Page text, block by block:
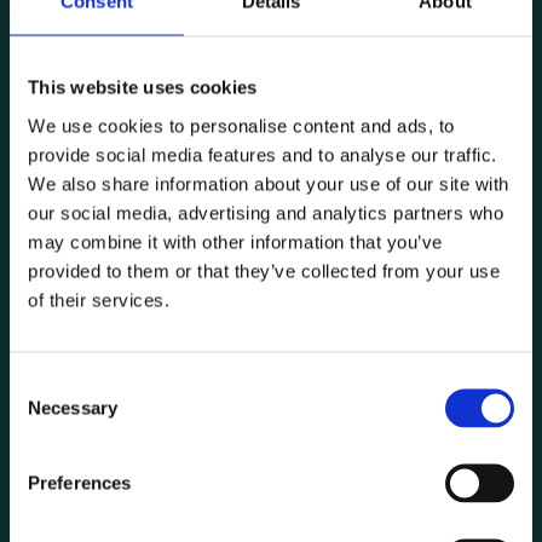
This website uses cookies
We use cookies to personalise content and ads, to
provide social media features and to analyse our traffic.
We also share information about your use of our site with
our social media, advertising and analytics partners who
may combine it with other information that you’ve
provided to them or that they’ve collected from your use
of their services.
Selection
Necessary
Preferences
Gesloten wanden
Gesloten wanden kunnen op diverse wijzen worden
opgebouwd en afgewerkt. Elke afwerking heeft zijn eigen